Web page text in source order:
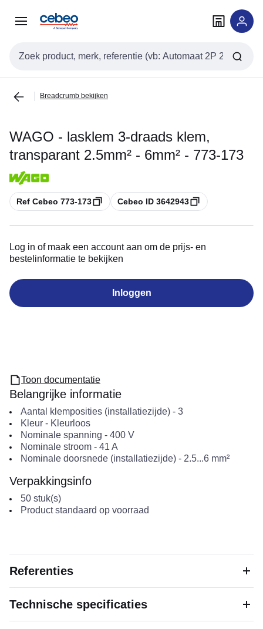
naar
naar
Zoekveld invoer
Breadcrumb bekijken
WAGO - lasklem 3-draads klem,
transparant 2.5mm² - 6mm² - 773-173
Kopiëren
Ref Cebeo 773-173 Kopiëren
Cebeo ID 3642943
Log in of maak een account aan om de prijs- en
bestelinformatie te bekijken
Inloggen
Toon documentatie
Belangrijke informatie
Aantal klemposities (installatiezijde)- 3
Kleur- Kleurloos
Nominale spanning - 400 V
Nominale stroom- 41 A
Nominale doorsnede (installatiezijde)- 2.5...6 mm²
Verpakkingsinfo
50 stuk(s)
Product standaard op voorraad
Referenties
Technische specificaties